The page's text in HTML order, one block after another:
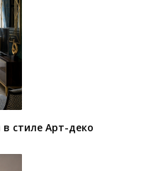
стиле Арт-деко